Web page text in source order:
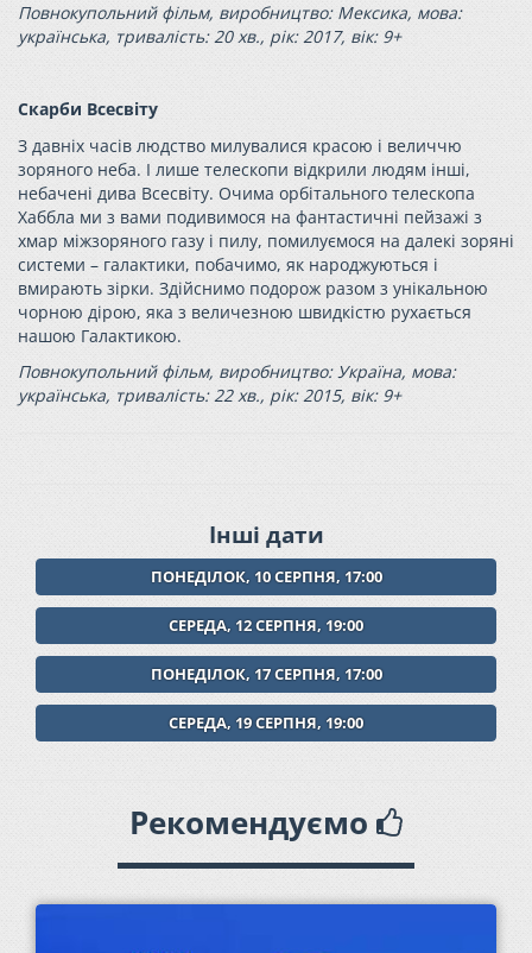
Повнокупольний фільм, виробництво: Мексика, мова:
українська, тривалість: 20 хв., рік: 2017, вік: 9+
Скарби Всесвіту
З давніх часів людство милувалися красою і величчю
зоряного неба. І лише телескопи відкрили людям інші,
небачені дива Всесвіту. Очима орбітального телескопа
Хаббла ми з вами подивимося на фантастичні пейзажі з
хмар міжзоряного газу і пилу, помилуємося на далекі зоряні
системи – галактики, побачимо, як народжуються і
вмирають зірки. Здійснимо подорож разом з унікальною
чорною дірою, яка з величезною швидкістю рухається
нашою Галактикою.
Повнокупольний фільм, виробництво: Україна, мова:
українська, тривалість: 22 хв., рік: 2015, вік: 9+
Інші дати
ПОНЕДІЛОК, 10 СЕРПНЯ, 17:00
СЕРЕДА, 12 СЕРПНЯ, 19:00
ПОНЕДІЛОК, 17 СЕРПНЯ, 17:00
СЕРЕДА, 19 СЕРПНЯ, 19:00
Рекомендуємо